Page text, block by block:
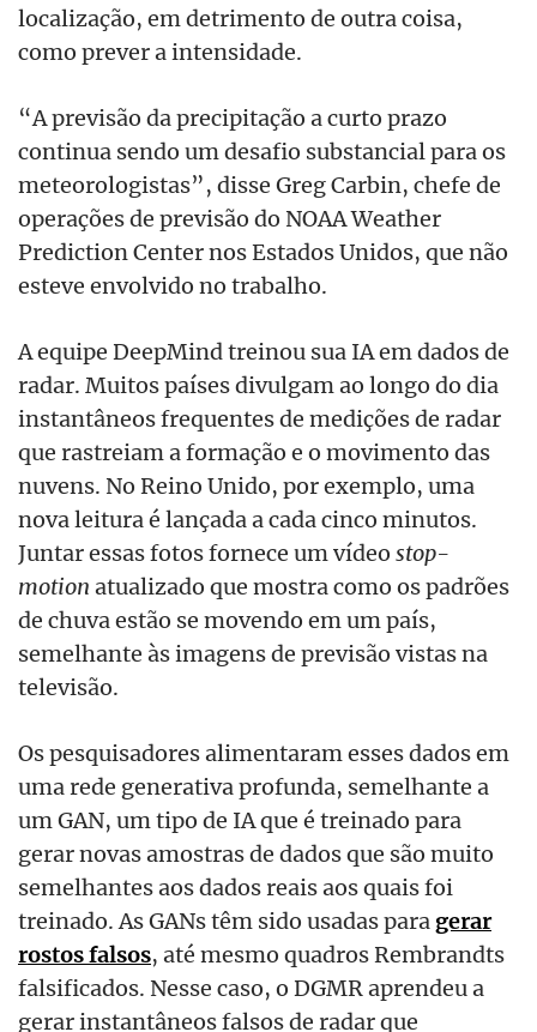
localização, em detrimento de outra coisa,
como prever a intensidade.
“A previsão da precipitação a curto prazo
continua sendo um desafio substancial para os
meteorologistas”, disse Greg Carbin, chefe de
operações de previsão do NOAA Weather
Prediction Center nos Estados Unidos, que não
esteve envolvido no trabalho.
A equipe DeepMind treinou sua IA em dados de
radar. Muitos países divulgam ao longo do dia
instantâneos frequentes de medições de radar
que rastreiam a formação e o movimento das
nuvens. No Reino Unido, por exemplo, uma
nova leitura é lançada a cada cinco minutos.
Juntar essas fotos fornece um vídeo stop-
motion atualizado que mostra como os padrões
de chuva estão se movendo em um país,
semelhante às imagens de previsão vistas na
televisão.
Os pesquisadores alimentaram esses dados em
uma rede generativa profunda, semelhante a
um GAN, um tipo de IA que é treinado para
gerar novas amostras de dados que são muito
semelhantes aos dados reais aos quais foi
treinado. As GANs têm sido usadas ​​para gerar
rostos falsos, até mesmo quadros Rembrandts
falsificados. Nesse caso, o DGMR aprendeu a
gerar instantâneos falsos de radar que